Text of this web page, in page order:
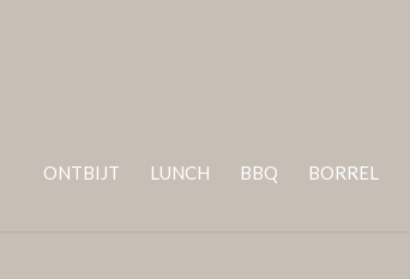
ONTBIJT LUNCH BBQ BORREL